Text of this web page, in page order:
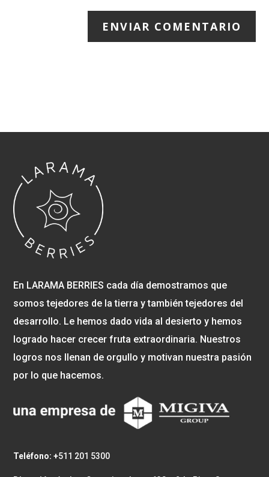
ENVIAR COMENTARIO
En LARAMA BERRIES cada día demostramos que
somos tejedores de la tierra y también tejedores del
desarrollo. Le hemos dado vida al desierto y hemos
logrado hacer crecer fruta extraordinaria. Nuestros
logros nos llenan de orgullo y motivan nuestra pasión
por lo que hacemos.
Teléfono: +511 201 5300